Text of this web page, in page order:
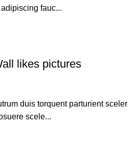
fauc...
likes pictures
duis torquent parturient sceler
scele...